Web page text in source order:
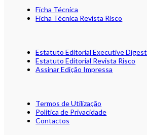
Ficha Técnica
Ficha Técnica Revista Risco
Estatuto Editorial Executive Digest
Estatuto Editorial Revista Risco
Assinar Edição Impressa
Termos de Utilização
Política de Privacidade
Contactos